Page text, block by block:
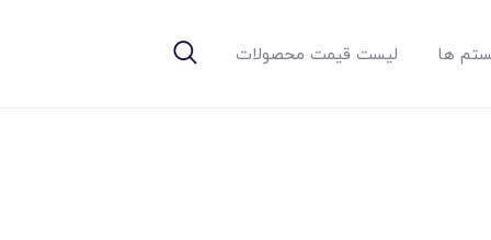
ها لیست قیمت محصولات